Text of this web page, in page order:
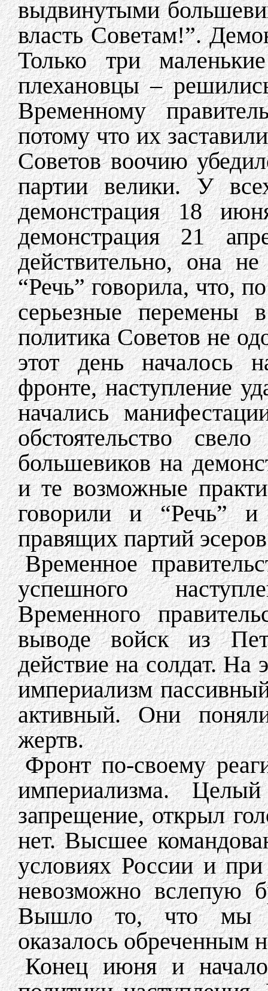
выдвинутыми
власть Советам!”.
Только три
плехановцы –
Временному
потому что их
Советов воочию
партии велики. У
демонстрация 18
демонстрация 21
действительно, она
“Речь” говорила, что,
серьезные перемены
политика Советов не
этот день началось
фронте, наступление
начались
обстоятельство
большевиков на
и те возможные
говорили и “Речь” и
правящих партий
Временное
успешного
Временного
выводе войск из
действие на солдат. На
империализм
активный. Они
жертв.
Фронт по-своему
империализма.
запрещение, открыл
нет. Высшее
условиях России и
невозможно вслепую
Вышло то, что мы
оказалось обреченным
Конец июня и